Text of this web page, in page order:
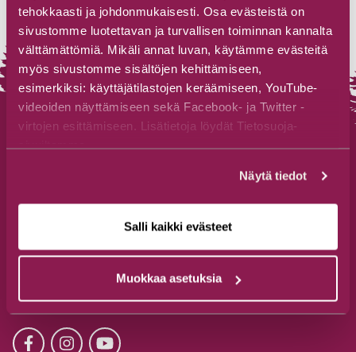
tehokkaasti ja johdonmukaisesti. Osa evästeistä on
sivustomme luotettavan ja turvallisen toiminnan kannalta
välttämättömiä. Mikäli annat luvan, käytämme evästeitä
myös sivustomme sisältöjen kehittämiseen,
esimerkiksi: käyttäjätilastojen keräämiseen, YouTube-
videoiden näyttämiseen sekä Facebook- ja Twitter -
virtojen esittämiseen. Lisätietoja löydät Tietosuoja-
sivuiltamme.
Näytä tiedot
Salli kaikki evästeet
Muokkaa asetuksia
Office du tourisme de Suomussalmi
Tél. +358 44 777 3250
Jalonkaarre 5, 89600 Suomussalmi
Suivez-nous